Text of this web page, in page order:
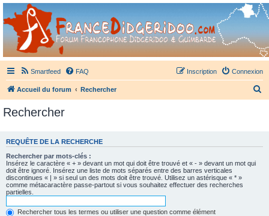
France Didgeridoo
Didgeridoo et Guimbarde sur France Didgeridoo - retrouvez la communauté.
Smartfeed FAQ Connexion
Inscription
Accueil du forum Rechercher
e
Rechercher
REQUÊTE DE LA RECHERCHE
Rechercher par mots-clés :
Insérez le caractère « + » devant un mot qui doit être trouvé et « - » devant un mot qui
doit être ignoré. Insérez une liste de mots séparés entre des barres verticales
discontinues « | » si seul un des mots doit être trouvé. Utilisez un astérisque « * »
comme métacaractère passe-partout si vous souhaitez effectuer des recherches
partielles.
Rechercher tous les termes ou utiliser une question comme élément